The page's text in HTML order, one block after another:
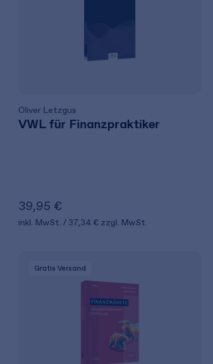
Oliver Letzgus
VWL für Finanzpraktiker
39,95 €
inkl. MwSt. 37,34 € zzgl. MwSt.
Gratis Versand